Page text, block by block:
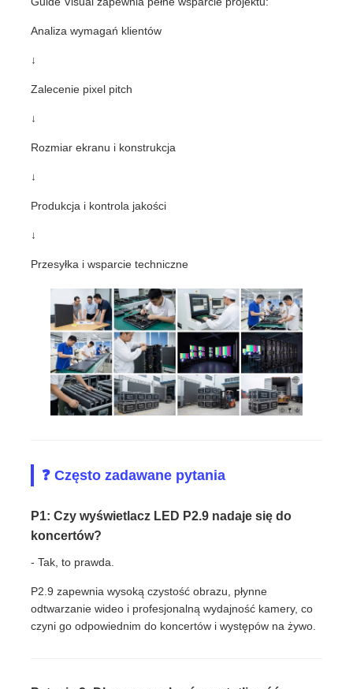
Analiza wymagań klientów
↓
Zalecenie pixel pitch
↓
Rozmiar ekranu i konstrukcja
↓
Produkcja i kontrola jakości
↓
Przesyłka i wsparcie techniczne
❓ Często zadawane pytania
P1: Czy wyświetlacz LED P2.9 nadaje się do
koncertów?
- Tak, to prawda.
P2.9 zapewnia wysoką czystość obrazu, płynne
odtwarzanie wideo i profesjonalną wydajność kamery, co
czyni go odpowiednim do koncertów i występów na żywo.